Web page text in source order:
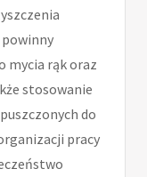
mycia rąk oraz
stosowanie
do
pracy